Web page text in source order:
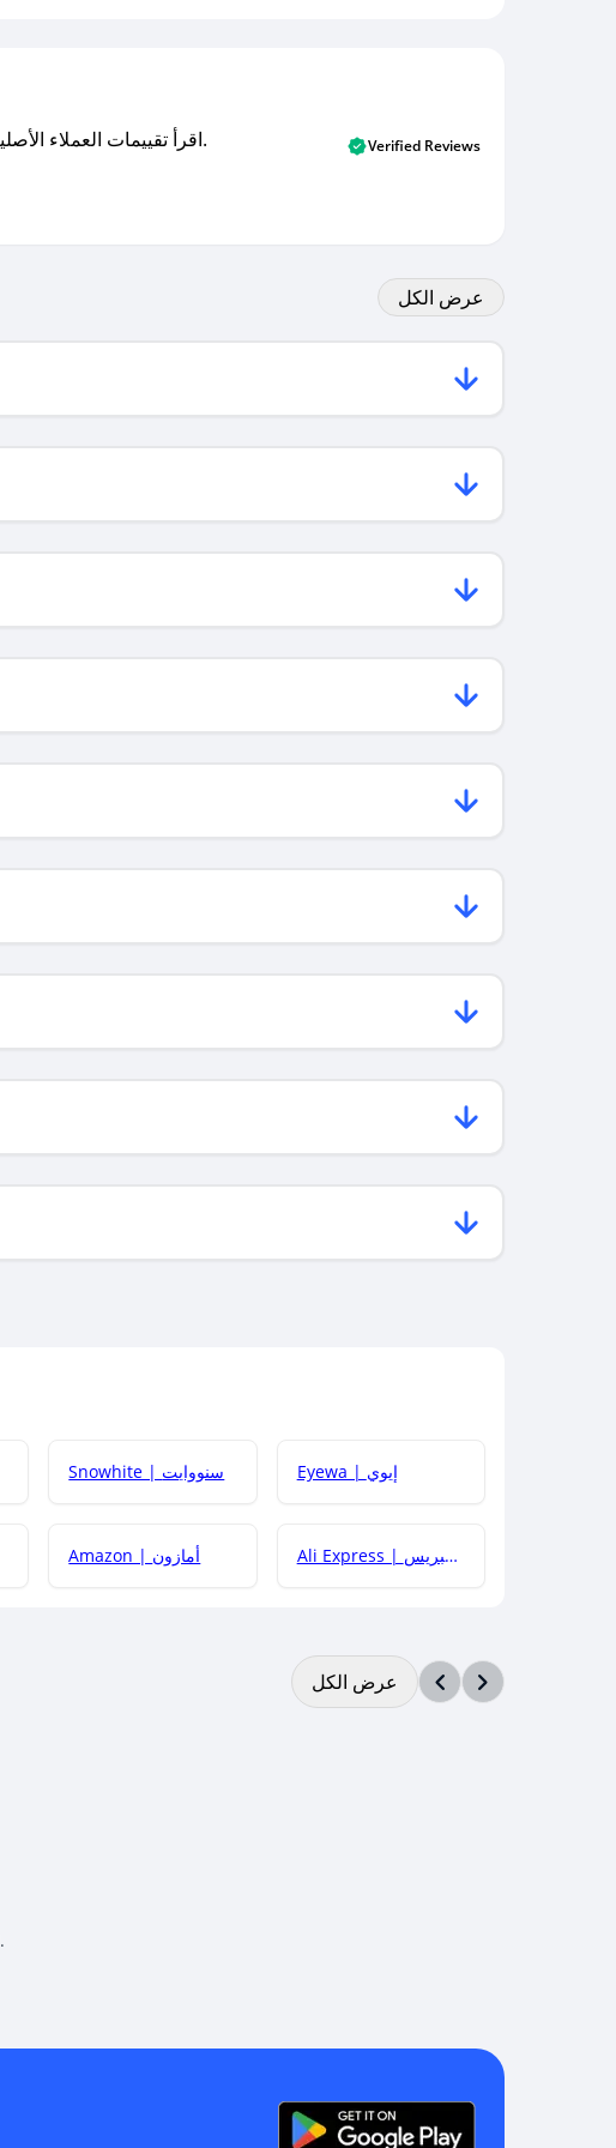
اقرأ تقييمات العملاء الأصلية والتقييمات من المشترين المتحققين. اكتشف ما يعتقده المستخدمون الحقيقيون حول خدمتنا وتعلم من تجاربهم. Verified Reviews
عرض الكل
Snowhite | سنووايت Eyewa | إيوي
Amazon | أمازون Ali Express | علي إكسبريس
عرض الكل
لم يتم العثور على مقالات مطابقة للبحث الذي تم تحديده.